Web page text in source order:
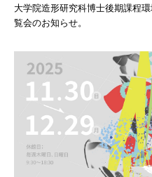
大学院造形研究科博士後期課程
覧会のお知らせ。